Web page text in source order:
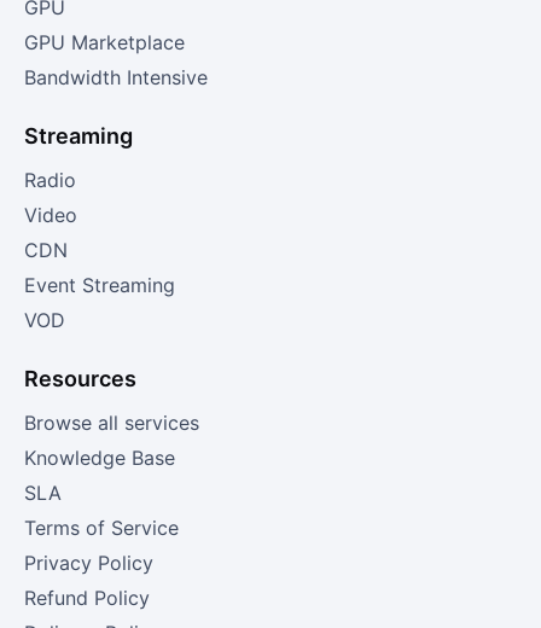
GPU
GPU Marketplace
Bandwidth Intensive
Streaming
Radio
Video
CDN
Event Streaming
VOD
Resources
Browse all services
Knowledge Base
SLA
Terms of Service
Privacy Policy
Refund Policy